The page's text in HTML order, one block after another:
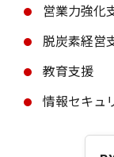
営業力強化
脱炭素経営
教育支援
情報セキュ